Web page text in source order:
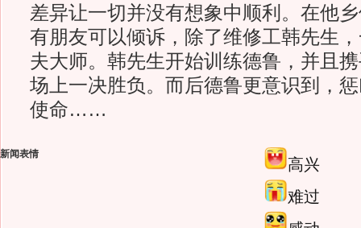
差异让一切并没有想象中顺利。在他
有朋友可以倾诉，除了维修工韩先生
夫大师。韩先生开始训练德鲁，并且
场上一决胜负。而后德鲁更意识到，
使命……
新闻表情
高兴
难过